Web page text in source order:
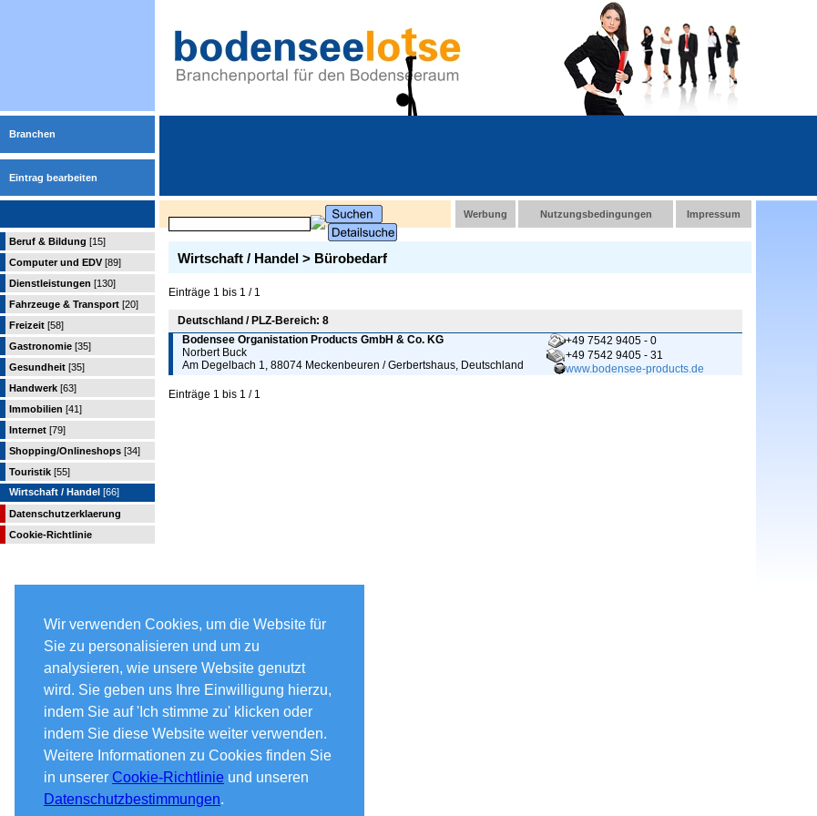
Wir verwenden Cookies, um die Website für
Sie zu personalisieren und um zu
analysieren, wie unsere Website genutzt
wird. Sie geben uns Ihre Einwilligung hierzu,
indem Sie auf 'Ich stimme zu' klicken oder
indem Sie diese Website weiter verwenden.
Weitere Informationen zu Cookies finden Sie
in unserer Cookie-Richtlinie und unseren
Datenschutzbestimmungen.
Branchen
Eintrag bearbeiten
Werbung Nutzungsbedingungen Impressum
Beruf & Bildung [15]
Computer und EDV [89]
Dienstleistungen [130]
Fahrzeuge & Transport [20]
Freizeit [58]
Gastronomie [35]
Gesundheit [35]
Handwerk [63]
Immobilien [41]
Internet [79]
Shopping/Onlineshops [34]
Touristik [55]
Wirtschaft / Handel [66]
Datenschutzerklaerung
Cookie-Richtlinie
Wirtschaft / Handel > Bürobedarf
Einträge 1 bis 1 / 1
Deutschland / PLZ-Bereich: 8
Bodensee Organistation Products GmbH & Co. KG
Norbert Buck
Am Degelbach 1, 88074 Meckenbeuren / Gerbertshaus, Deutschland
+49 7542 9405 - 0
+49 7542 9405 - 31
www.bodensee-products.de
Einträge 1 bis 1 / 1